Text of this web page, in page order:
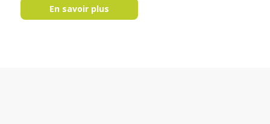
En savoir plus